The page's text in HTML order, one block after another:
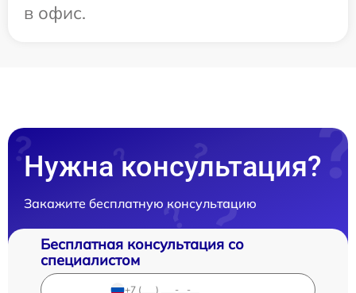
в офис.
Нужна консультация?
Закажите бесплатную консультацию
Бесплатная консультация со
специалистом